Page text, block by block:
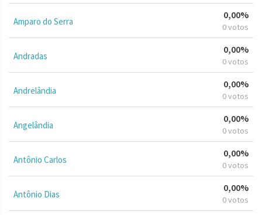
Amparo do Serra
0,00%
0 votos
Andradas
0,00%
0 votos
Andrelândia
0,00%
0 votos
Angelândia
0,00%
0 votos
Antônio Carlos
0,00%
0 votos
Antônio Dias
0,00%
0 votos